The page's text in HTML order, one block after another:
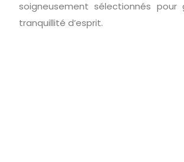
soigneusement sélectionnés pour
tranquillité d’esprit.